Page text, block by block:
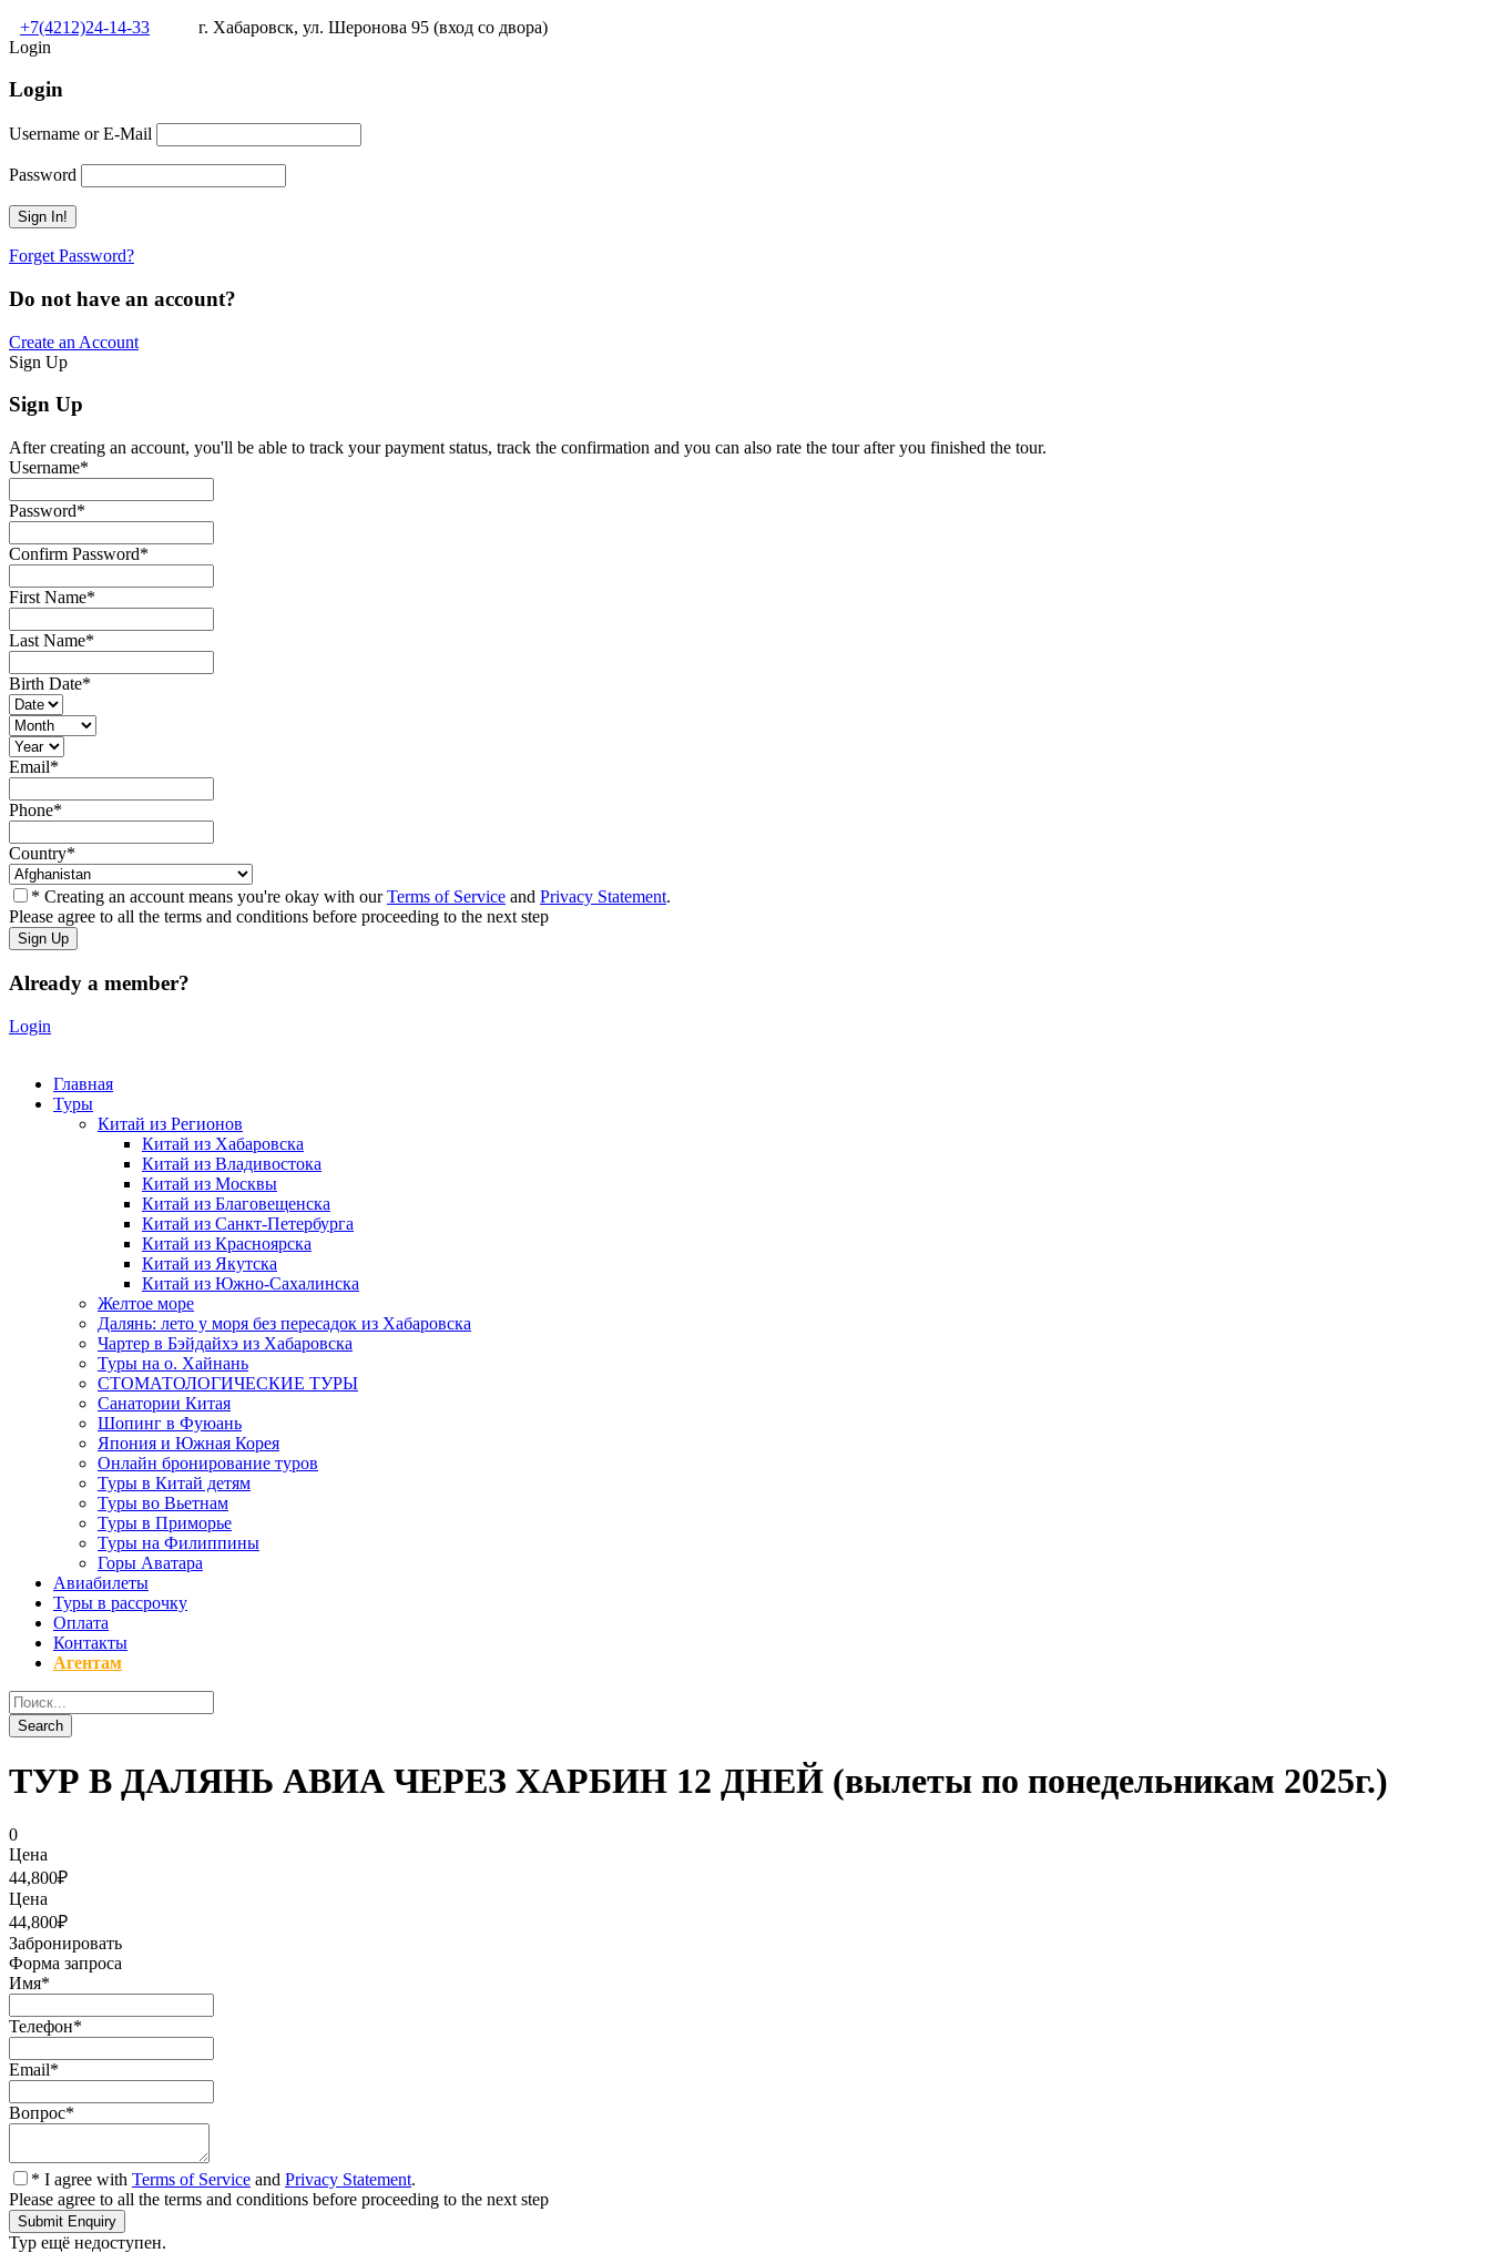
+7(4212)24-14-33
г. Хабаровск, ул. Шеронова 95 (вход со двора)
Login
Login
Username or E-Mail
Password
Forget Password?
Do not have an account?
Create an Account
Sign Up
Sign Up
After creating an account, you'll be able to track your payment status, track the confirmation and you can also rate the tour after you finished the tour.
Username*
Password*
Confirm Password*
First Name*
Last Name*
Birth Date*
Email*
Phone*
Country*
* Creating an account means you're okay with ourTerms of Service and Privacy Statement.
Please agree to all the terms and conditions before proceeding to the next step
Already a member?
Login
Главная
Туры
Китай из Регионов
Китай из Хабаровска
Китай из Владивостока
Китай из Москвы
Китай из Благовещенска
Китай из Санкт-Петербурга
Китай из Красноярска
Китай из Якутска
Китай из Южно-Сахалинска
Желтое море
Далянь: лето у моря без пересадок из Хабаровска
Чартер в Бэйдайхэ из Хабаровска
Туры на о. Хайнань
СТОМАТОЛОГИЧЕСКИЕ ТУРЫ
Санатории Китая
Шопинг в Фуюань
Япония и Южная Корея
Онлайн бронирование туров
Туры в Китай детям
Туры во Вьетнам
Туры в Приморье
Туры на Филиппины
Горы Аватара
Авиабилеты
Туры в рассрочку
Оплата
Контакты
Агентам
ТУР В ДАЛЯНЬ АВИА ЧЕРЕЗ ХАРБИН 12 ДНЕЙ (вылеты по понедельникам 2025г.)
0
Цена
44,800₽
Цена
44,800₽
Забронировать
Форма запроса
Имя*
Телефон*
Email*
Вопрос*
* I agree with Terms of Service and Privacy Statement.
Please agree to all the terms and conditions before proceeding to the next step
Тур ещё недоступен.